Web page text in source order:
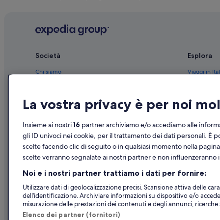
Pontecagnano Faiano: hotel a 3 stelle
Pontecagnano Faiano: hotel
Costa d'Amalfi: hotel nelle vicinanze
Pontecagnano Faiano: Hotel economici
Bellizzi: hotel Belmond
Società
Chi siamo
Aggiungi la tua struttura
Novità e comunicati stampa
Pubblicità
Esplora
Viaggi in
Case
Voli
Noleggio
La vostra privacy è per noi
Insieme ai nostri16 partner archiviamo e/o accediamo alle
gli ID univoci nei cookie, per il trattamento dei dati personali. È
scelte facendo clic di seguito o in qualsiasi momento nella
scelte verranno segnalate ai nostri partner e non influenzeranno
Noi e i nostri partner trattiamo i dati per fornire:
Utilizzare dati di geolocalizzazione precisi. Scansione attiva delle
dell’identificazione. Archiviare informazioni su dispositivo e/o
misurazione delle prestazioni dei contenuti e degli annunci,
Elenco dei partner (fornitori)